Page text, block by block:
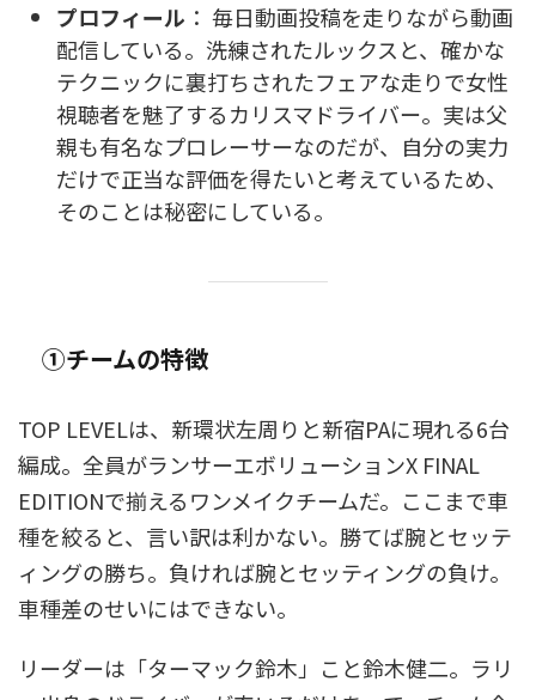
プロフィール ： 毎日動画投稿を走りながら動画
配信している。洗練されたルックスと、確かな
テクニックに裏打ちされたフェアな走りで女性
視聴者を魅了するカリスマドライバー。実は父
親も有名なプロレーサーなのだが、自分の実力
だけで正当な評価を得たいと考えているため、
そのことは秘密にしている。
①チームの特徴
TOP LEVELは、新環状左周りと新宿PAに現れる6台
編成。全員がランサーエボリューションX FINAL
EDITIONで揃えるワンメイクチームだ。ここまで車
種を絞ると、言い訳は利かない。勝てば腕とセッテ
ィングの勝ち。負ければ腕とセッティングの負け。
車種差のせいにはできない。
リーダーは「ターマック鈴木」こと鈴木健二。ラリ